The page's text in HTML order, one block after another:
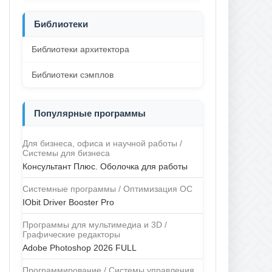
Библиотеки
Библиотеки архитектора
Библиотеки сэмплов
Популярные программы
Для бизнеса, офиса и научной работы /
Системы для бизнеса
Консультант Плюс. Оболочка для работы
Системные программы / Оптимизация ОС
IObit Driver Booster Pro
Программы для мультимедиа и 3D /
Графические редакторы
Adobe Photoshop 2026 FULL